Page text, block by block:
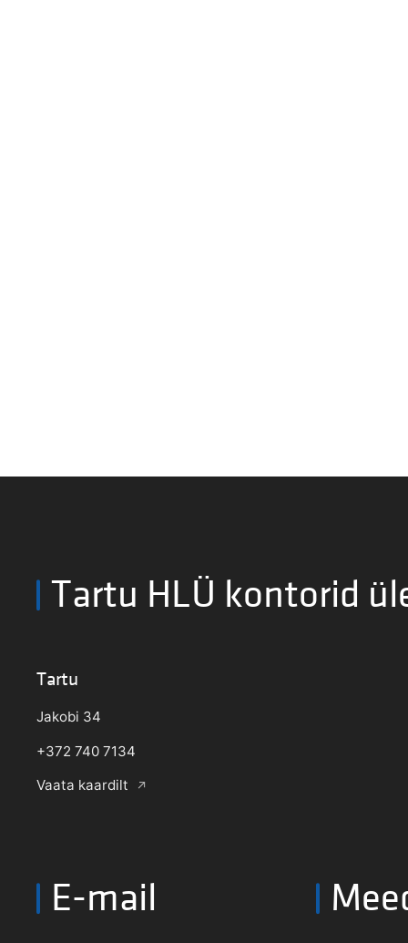
Tartu HLÜ kontorid
Tartu
Jakobi 34
+372 740 7134
Vaata kaardilt
E-mail